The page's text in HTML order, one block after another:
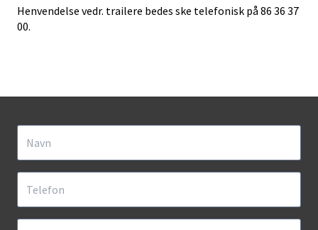
Henvendelse vedr. trailere bedes ske telefonisk på 86 36 37
00.